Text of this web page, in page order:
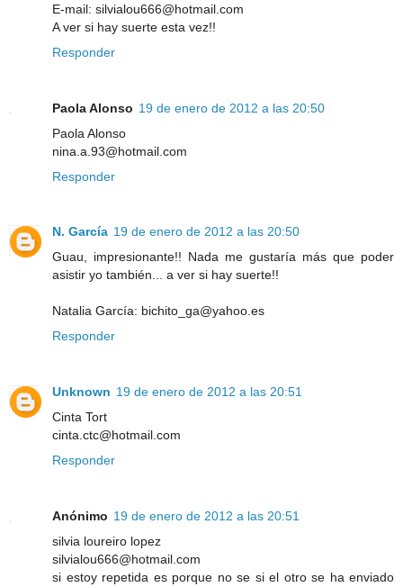
E-mail: silvialou666@hotmail.com
A ver si hay suerte esta vez!!
Responder
Paola Alonso 19 de enero de 2012 a las 20:50
Paola Alonso
nina.a.93@hotmail.com
Responder
N. García 19 de enero de 2012 a las 20:50
Guau, impresionante!! Nada me gustaría más que poder
asistir yo también... a ver si hay suerte!!
Natalia García: bichito_ga@yahoo.es
Responder
Unknown 19 de enero de 2012 a las 20:51
Cinta Tort
cinta.ctc@hotmail.com
Responder
Anónimo 19 de enero de 2012 a las 20:51
silvia loureiro lopez
silvialou666@hotmail.com
si estoy repetida es porque no se si el otro se ha enviado